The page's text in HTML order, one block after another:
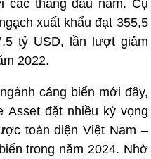
các tháng đầu năm. Cụ
xuất khẩu đạt 355,5
tỷ USD, lần lượt giảm
2022.
cảng biển mới đây,
Asset đặt nhiều kỳ vọng
toàn diện Việt Nam –
trong năm 2024. Nhờ